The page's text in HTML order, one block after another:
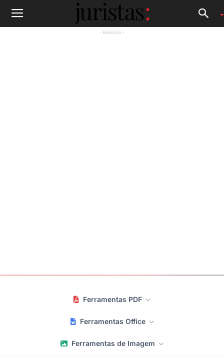
- Anúncio -